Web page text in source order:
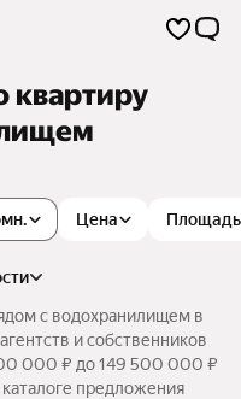
квартиру
Цена Площадь
с водохранилищем в
и собственников
000 ₽ до 149 500 000 ₽
предложения